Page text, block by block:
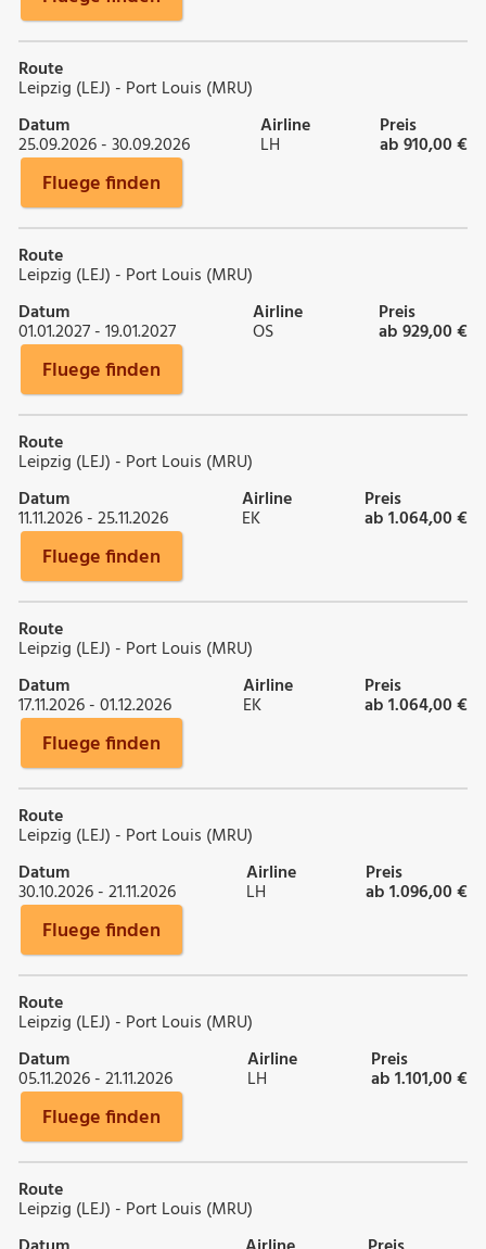
Route
Leipzig (LEJ) - Port Louis (MRU)
Datum
25.09.2026 - 30.09.2026
Airline
LH
Preis
ab 910,00 €
Fluege finden
Route
Leipzig (LEJ) - Port Louis (MRU)
Datum
01.01.2027 - 19.01.2027
Airline
OS
Preis
ab 929,00 €
Fluege finden
Route
Leipzig (LEJ) - Port Louis (MRU)
Datum
11.11.2026 - 25.11.2026
Airline
EK
Preis
ab 1.064,00 €
Fluege finden
Route
Leipzig (LEJ) - Port Louis (MRU)
Datum
17.11.2026 - 01.12.2026
Airline
EK
Preis
ab 1.064,00 €
Fluege finden
Route
Leipzig (LEJ) - Port Louis (MRU)
Datum
30.10.2026 - 21.11.2026
Airline
LH
Preis
ab 1.096,00 €
Fluege finden
Route
Leipzig (LEJ) - Port Louis (MRU)
Datum
05.11.2026 - 21.11.2026
Airline
LH
Preis
ab 1.101,00 €
Fluege finden
Route
Leipzig (LEJ) - Port Louis (MRU)